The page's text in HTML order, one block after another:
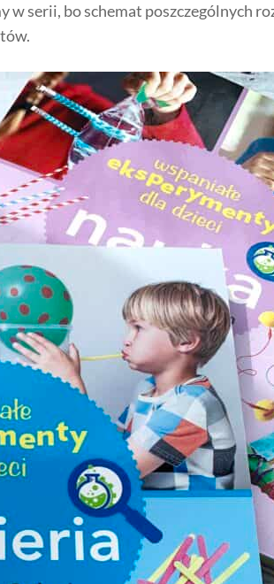
serii, bo schemat poszczególnych